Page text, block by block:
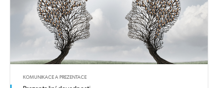
KOMUNIKACE A PREZENTACE